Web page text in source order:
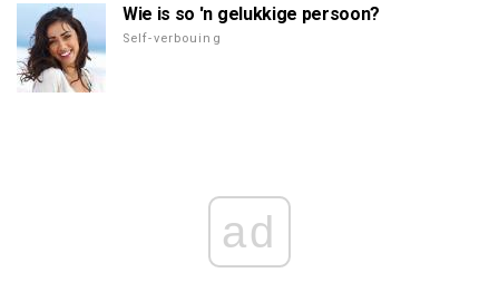
Wie is so 'n gelukkige persoon?
Self-verbouing
ad